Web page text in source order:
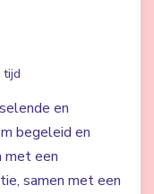
tijd
en
begeleid en
met een
samen met een